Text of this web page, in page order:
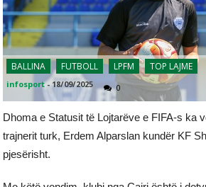
BALLINA FUTBOLL LPFM TOP LAJME
infosport -18/09/2025 0
Dhoma e Statusit të Lojtarëve e FIFA-s ka
trajnerit turk, Erdem Alparslan kundër KF
pjesërisht.